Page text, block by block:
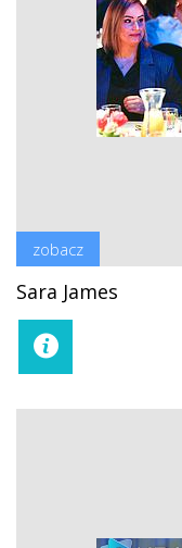
zobacz
Sara James